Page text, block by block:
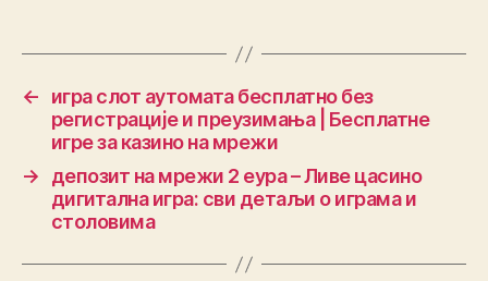
←
игра слот аутомата бесплатно без
регистрације и преузимања | Бесплатне
игре за казино на мрежи
→
депозит на мрежи 2 еура – Ливе цасино
дигитална игра: сви детаљи о играма и
столовима